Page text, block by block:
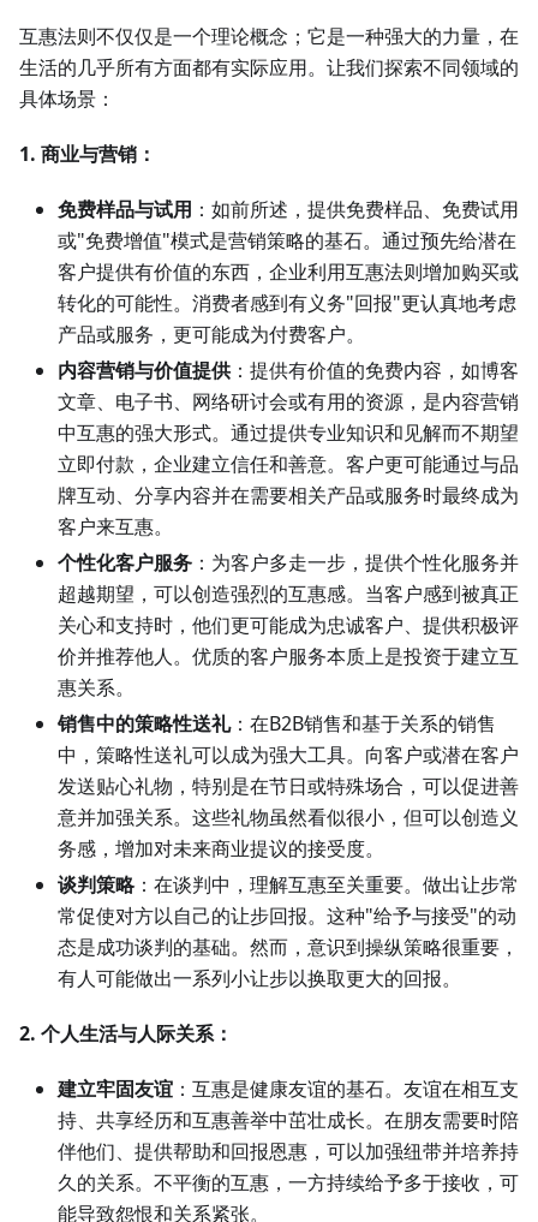
互惠法则不仅仅是一个理论概念；它是一种强大的力量，在
生活的几乎所有方面都有实际应用。让我们探索不同领域的
具体场景：
1. 商业与营销：
免费样品与试用 ：如前所述，提供免费样品、免费试用
或"免费增值"模式是营销策略的基石。通过预先给潜在
客户提供有价值的东西，企业利用互惠法则增加购买或
转化的可能性。消费者感到有义务"回报"更认真地考虑
产品或服务，更可能成为付费客户。
内容营销与价值提供：提供有价值的免费内容，如博客
文章、电子书、网络研讨会或有用的资源，是内容营销
中互惠的强大形式。通过提供专业知识和见解而不期望
立即付款，企业建立信任和善意。客户更可能通过与品
牌互动、分享内容并在需要相关产品或服务时最终成为
客户来互惠。
个性化客户服务 ：为客户多走一步，提供个性化服务并
超越期望，可以创造强烈的互惠感。当客户感到被真正
关心和支持时，他们更可能成为忠诚客户、提供积极评
价并推荐他人。优质的客户服务本质上是投资于建立互
惠关系。
销售中的策略性送礼：在B2B销售和基于关系的销售
中，策略性送礼可以成为强大工具。向客户或潜在客户
发送贴心礼物，特别是在节日或特殊场合，可以促进善
意并加强关系。这些礼物虽然看似很小，但可以创造义
务感，增加对未来商业提议的接受度。
谈判策略：在谈判中，理解互惠至关重要。做出让步常
常促使对方以自己的让步回报。这种"给予与接受"的动
态是成功谈判的基础。然而，意识到操纵策略很重要，
有人可能做出一系列小让步以换取更大的回报。
2. 个人生活与人际关系：
建立牢固友谊 ：互惠是健康友谊的基石。友谊在相互支
持、共享经历和互惠善举中茁壮成长。在朋友需要时陪
伴他们、提供帮助和回报恩惠，可以加强纽带并培养持
久的关系。不平衡的互惠，一方持续给予多于接收，可
能导致怨恨和关系紧张。